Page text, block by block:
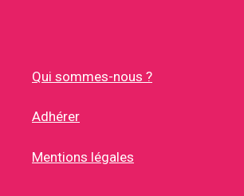
Qui sommes-nous ?
Adhérer
Mentions légales